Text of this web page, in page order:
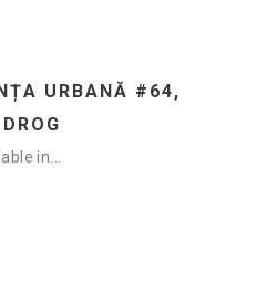
URBANĂ #64,
in...